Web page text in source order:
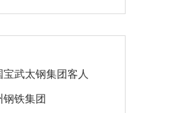
武太钢集团客人
铁集团